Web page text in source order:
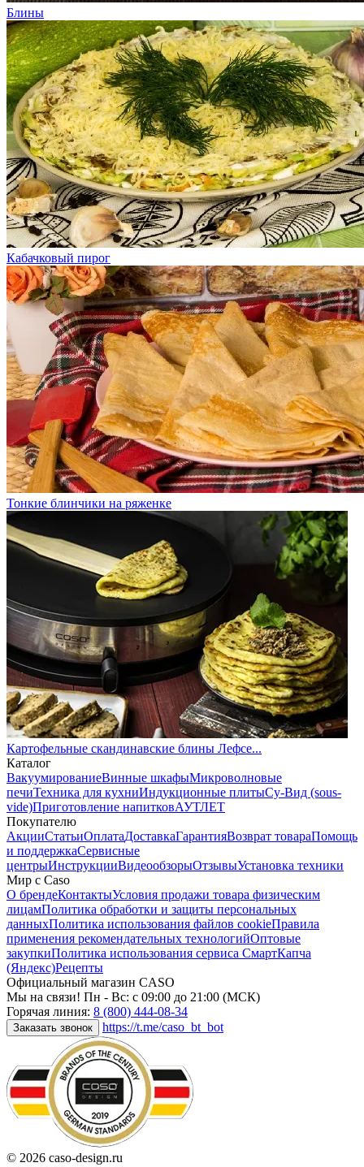
Блины
Кабачковый пирог
Тонкие блинчики на ряженке
Картофельные скандинавские блины Лефсе...
Каталог
ВакуумированиеВинные шкафыМикроволновые
печиТехника для кухниИндукционные плитыСу-Вид (sous-
vide)Приготовление напитковАУТЛЕТ
Покупателю
АкцииСтатьиОплатаДоставкаГарантияВозврат товараПомощь
и поддержкаСервисные
центрыИнструкцииВидеообзорыОтзывыУстановка техники
Мир с Caso
О брендеКонтактыУсловия продажи товара физическим
лицамПолитика обработки и защиты персональных
данныхПолитика использования файлов cookieПравила
применения рекомендательных технологийОптовые
закупкиПолитика использования сервиса СмартКапча
(Яндекс)Рецепты
Официальный магазин CASO
Мы на связи! Пн - Вс: с 09:00 до 21:00 (МСК)
Горячая линия: 8 (800) 444-08-34
Заказать звонок https://t.me/caso_bt_bot
© 2026 caso-design.ru